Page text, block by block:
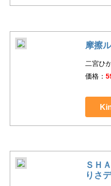
摩擦
二宮ひ
価格：
ＳＨ
りさ